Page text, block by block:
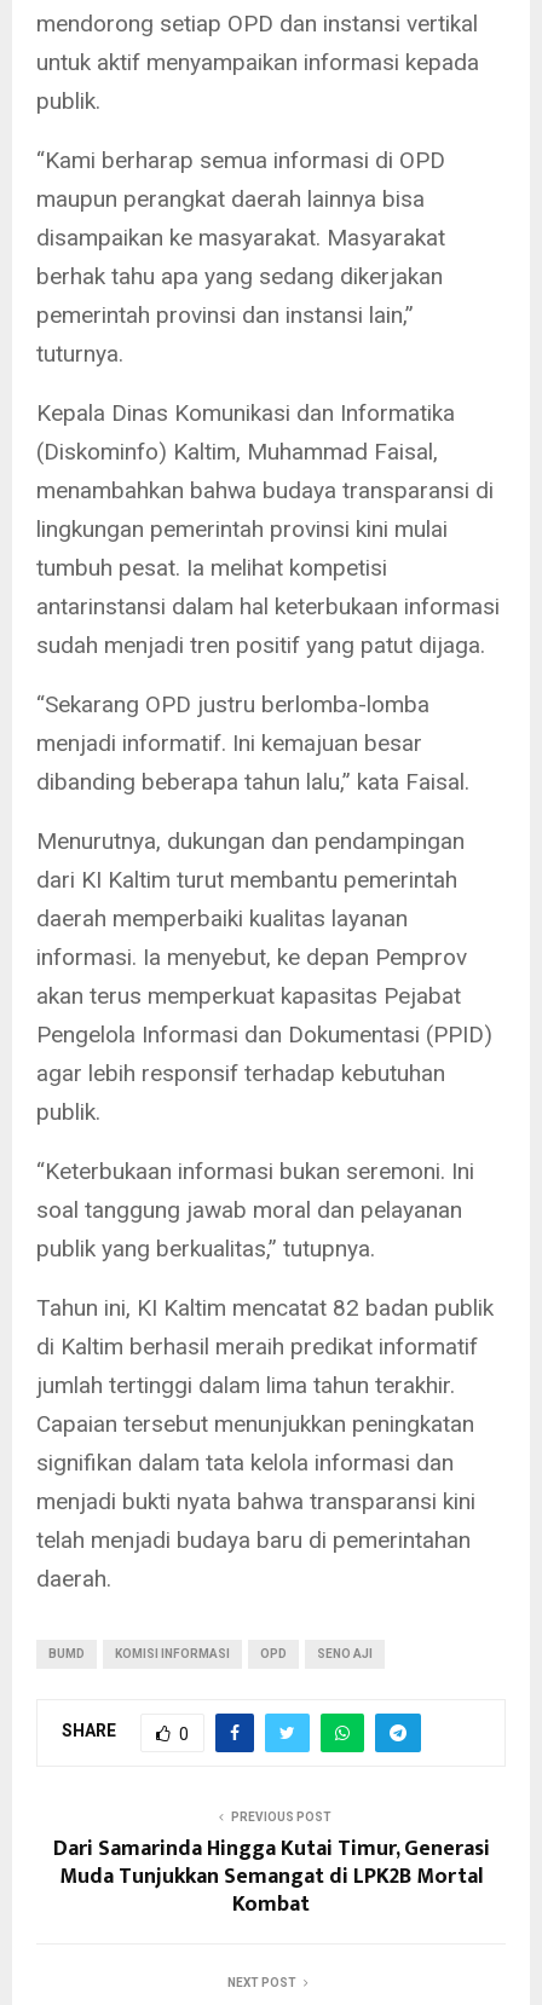
mendorong setiap OPD dan instansi vertikal
untuk aktif menyampaikan informasi kepada
publik.
“Kami berharap semua informasi di OPD
maupun perangkat daerah lainnya bisa
disampaikan ke masyarakat. Masyarakat
berhak tahu apa yang sedang dikerjakan
pemerintah provinsi dan instansi lain,”
tuturnya.
Kepala Dinas Komunikasi dan Informatika
(Diskominfo) Kaltim, Muhammad Faisal,
menambahkan bahwa budaya transparansi di
lingkungan pemerintah provinsi kini mulai
tumbuh pesat. Ia melihat kompetisi
antarinstansi dalam hal keterbukaan informasi
sudah menjadi tren positif yang patut dijaga.
“Sekarang OPD justru berlomba-lomba
menjadi informatif. Ini kemajuan besar
dibanding beberapa tahun lalu,” kata Faisal.
Menurutnya, dukungan dan pendampingan
dari KI Kaltim turut membantu pemerintah
daerah memperbaiki kualitas layanan
informasi. Ia menyebut, ke depan Pemprov
akan terus memperkuat kapasitas Pejabat
Pengelola Informasi dan Dokumentasi (PPID)
agar lebih responsif terhadap kebutuhan
publik.
“Keterbukaan informasi bukan seremoni. Ini
soal tanggung jawab moral dan pelayanan
publik yang berkualitas,” tutupnya.
Tahun ini, KI Kaltim mencatat 82 badan publik
di Kaltim berhasil meraih predikat informatif
jumlah tertinggi dalam lima tahun terakhir.
Capaian tersebut menunjukkan peningkatan
signifikan dalam tata kelola informasi dan
menjadi bukti nyata bahwa transparansi kini
telah menjadi budaya baru di pemerintahan
daerah.
BUMD KOMISI INFORMASI OPD SENO AJI
SHARE 0
PREVIOUS POST
Dari Samarinda Hingga Kutai Timur, Generasi
Muda Tunjukkan Semangat di LPK2B Mortal
Kombat
NEXT POST